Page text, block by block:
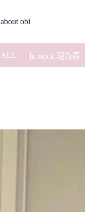
about obi
ALL In stock 現貨區